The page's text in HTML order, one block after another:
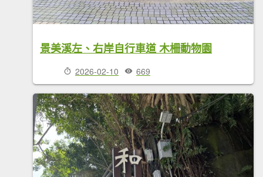
景美溪左、右岸自行車道 木柵動物園
2026-02-10 669